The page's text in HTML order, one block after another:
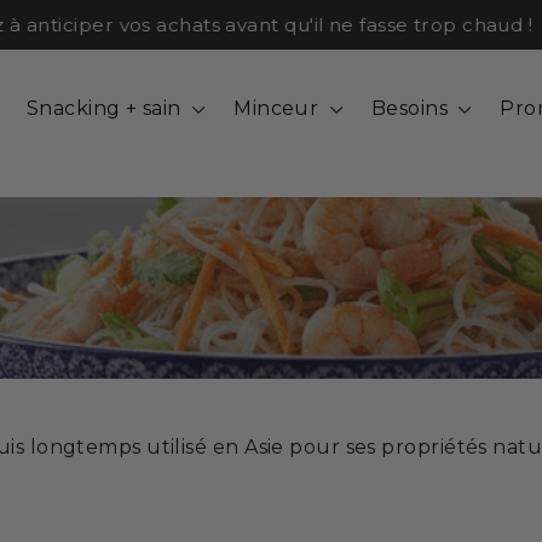
vos achats avant qu'il ne fasse trop chaud !
Snacking + sain Minceur Besoins
longtemps utilisé en Asie pour ses propriétés
léger qui prend du volume dans l’estomac et